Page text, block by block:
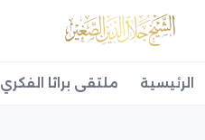
الرئيسية ملتقى براثا الفكري